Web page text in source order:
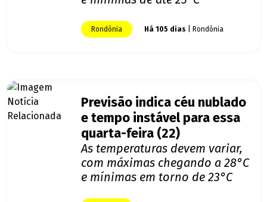
Rondônia Há 105 dias | Rondônia
Previsão indica céu nublado
e tempo instável para essa
quarta-feira (22)
As temperaturas devem variar,
com máximas chegando a 28°C
e mínimas em torno de 23°C